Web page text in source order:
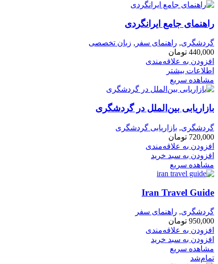
راهنمای جامع ایرانگردی
گردشگری, راهنمای سفر , زبان تخصصی
440,000 تومان
افزودن به علاقه‌مندی
اطلاعات بیشتر
مشاهده سریع
بازاریابی بین‌الملل در گردشگری
گردشگری, بازاریابی گردشگری
720,000 تومان
افزودن به علاقه‌مندی
افزودن به سبد خرید
مشاهده سریع
Iran Travel Guide
گردشگری, راهنمای سفر
950,000 تومان
افزودن به علاقه‌مندی
افزودن به سبد خرید
مشاهده سریع
تمام‌شد